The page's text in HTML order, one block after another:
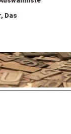
Das